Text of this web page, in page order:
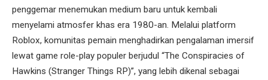
penggemar menemukan medium baru untuk kembali
menyelami atmosfer khas era 1980-an. Melalui platform
Roblox, komunitas pemain menghadirkan pengalaman imersif
lewat game role-play populer berjudul “The Conspiracies of
Hawkins (Stranger Things RP)”, yang lebih dikenal sebagai